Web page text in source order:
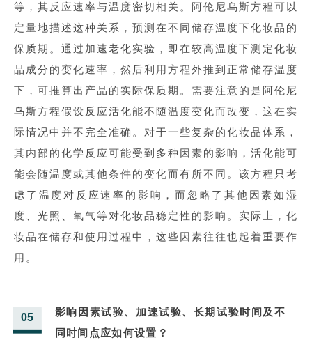
等，其反应速率与温度密切相关。阿伦尼乌斯方程可以
定量地描述这种关系，预测在不同储存温度下化妆品的
保质期。通过加速老化实验，即在较高温度下测定化妆
品成分的变化速率，然后利用方程外推到正常储存温度
下，可推算出产品的实际保质期。需要注意的是阿伦尼
乌斯方程假设反应活化能不随温度变化而改变，这在实
际情况中并不完全准确。对于一些复杂的化妆品体系，
其内部的化学反应可能受到多种因素的影响，活化能可
能会随温度或其他条件的变化而有所不同。该方程只考
虑了温度对反应速率的影响，而忽略了其他因素如湿
度、光照、氧气等对化妆品稳定性的影响。实际上，化
妆品在储存和使用过程中，这些因素往往也起着重要作
用。
05
影响因素试验、加速试验、长期试验时间及不
同时间点应如何设置？